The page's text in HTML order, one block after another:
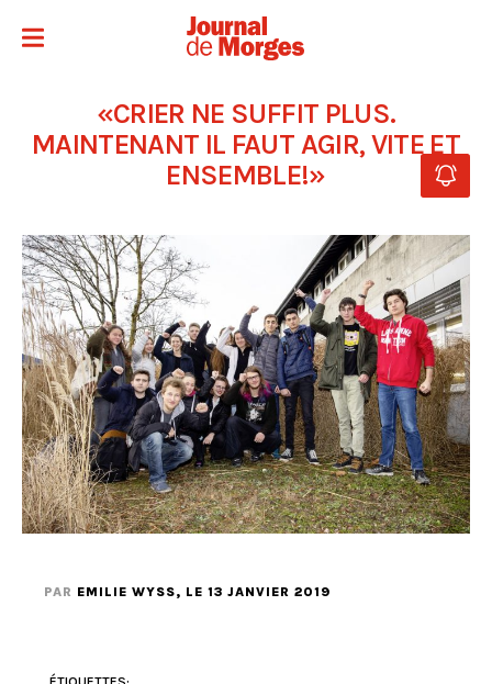
«CRIER NE SUFFIT PLUS.
MAINTENANT IL FAUT AGIR, VITE ET
ENSEMBLE!»
PAR EMILIE WYSS, LE 13 JANVIER 2019